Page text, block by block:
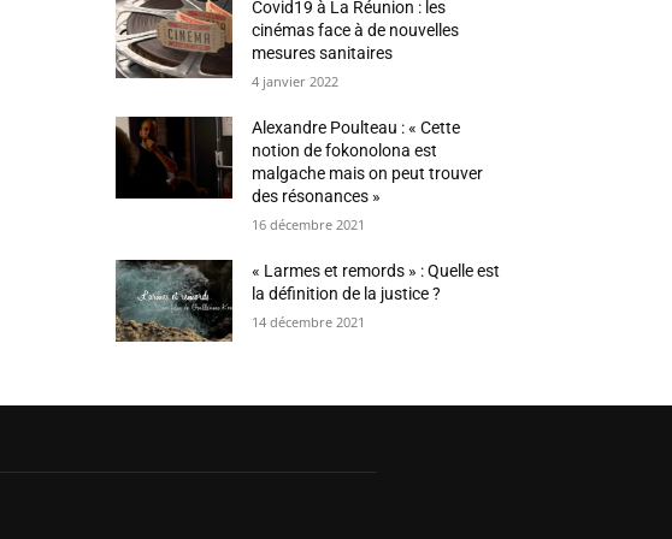
Covid19 à La Réunion : les
cinémas face à de nouvelles
mesures sanitaires
4 janvier 2022
Alexandre Poulteau : « Cette
notion de fokonolona est
malgache mais on peut trouver
des résonances »
16 décembre 2021
« Larmes et remords » : Quelle est
la définition de la justice ?
14 décembre 2021